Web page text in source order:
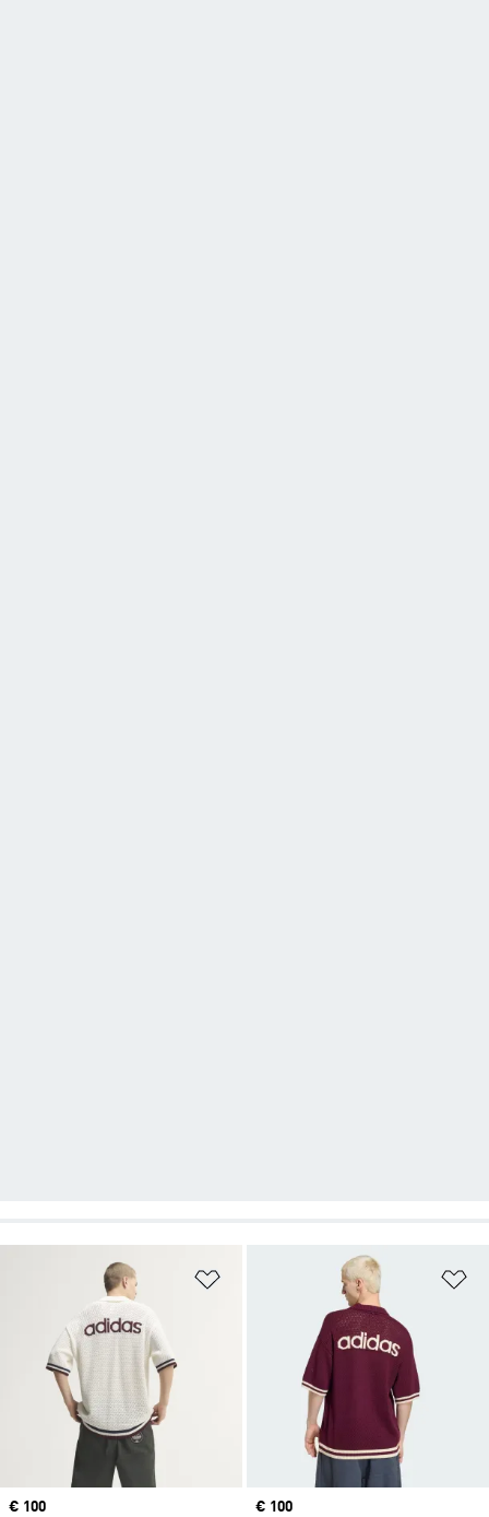
Adicionar à Lista de Desejos
Price
€ 100
Price
€ 100